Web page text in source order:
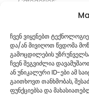
ჩვენ ვიყენებთ
და/ან მივიღოთ წვდომა
გამოცდილების
ჩვენ შეგვიძლია
ან უნიკალური ID-ები ამ
გაითხოვთ თანხმობას,
ფუნქციებსა და
კომენტარები ჯერ არ
ᲒᲐᲜᲐᲒᲠᲫᲔ ᲙᲘᲗᲮᲕᲐ